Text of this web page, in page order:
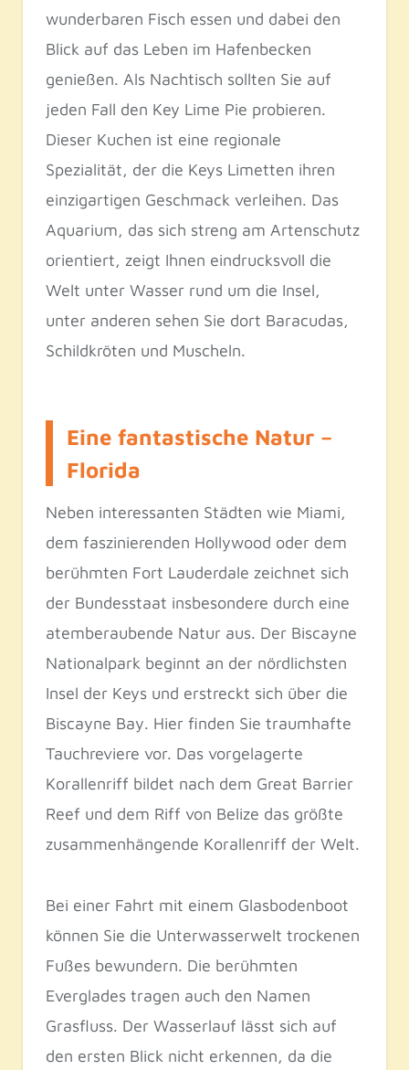
wunderbaren Fisch essen und dabei den
Blick auf das Leben im Hafenbecken
genießen. Als Nachtisch sollten Sie auf
jeden Fall den Key Lime Pie probieren.
Dieser Kuchen ist eine regionale
Spezialität, der die Keys Limetten ihren
einzigartigen Geschmack verleihen. Das
Aquarium, das sich streng am Artenschutz
orientiert, zeigt Ihnen eindrucksvoll die
Welt unter Wasser rund um die Insel,
unter anderen sehen Sie dort Baracudas,
Schildkröten und Muscheln.
Eine fantastische Natur –
Florida
Neben interessanten Städten wie Miami,
dem faszinierenden Hollywood oder dem
berühmten Fort Lauderdale zeichnet sich
der Bundesstaat insbesondere durch eine
atemberaubende Natur aus. Der Biscayne
Nationalpark beginnt an der nördlichsten
Insel der Keys und erstreckt sich über die
Biscayne Bay. Hier finden Sie traumhafte
Tauchreviere vor. Das vorgelagerte
Korallenriff bildet nach dem Great Barrier
Reef und dem Riff von Belize das größte
zusammenhängende Korallenriff der Welt.
Bei einer Fahrt mit einem Glasbodenboot
können Sie die Unterwasserwelt trockenen
Fußes bewundern. Die berühmten
Everglades tragen auch den Namen
Grasfluss. Der Wasserlauf lässt sich auf
den ersten Blick nicht erkennen, da die